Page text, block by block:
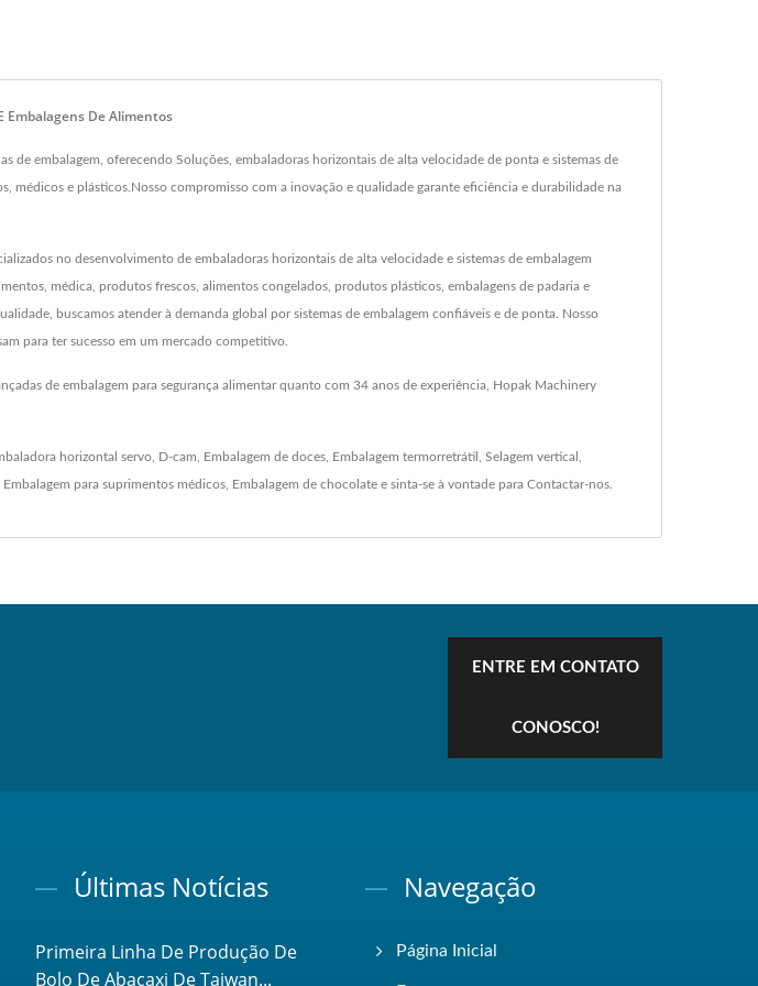
Embalagens De Alimentos
de embalagem, oferecendo Soluções, embaladoras horizontais de alta velocidade de ponta e sistemas de
e plásticos.Nosso compromisso com a inovação e qualidade garante eficiência e durabilidade na
no desenvolvimento de embaladoras horizontais de alta velocidade e sistemas de embalagem
médica, produtos frescos, alimentos congelados, produtos plásticos, embalagens de padaria e
buscamos atender à demanda global por sistemas de embalagem confiáveis e de ponta. Nosso
para ter sucesso em um mercado competitivo.
de embalagem para segurança alimentar quanto com 34 anos de experiência, Hopak Machinery
horizontal servo D-cam Embalagem de doces Embalagem termorretrátil Selagem vertical
Embalagem para suprimentos médicos Embalagem de chocolate e sinta-se à vontade para Contactar-nos
ENTRE EM CONTATO
CONOSCO!
Últimas Notícias
Primeira Linha De Produção De
Bolo De Abacaxi De Taiwan...
Navegação
Página Inicial